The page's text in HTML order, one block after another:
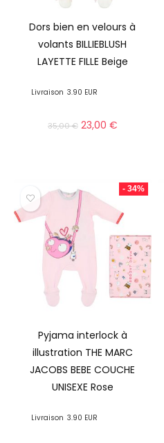
Dors bien en velours à
volants BILLIEBLUSH
LAYETTE FILLE Beige
Livraison 3.90 EUR
35,00€ 23,00 €
- 34%
Pyjama interlock à
illustration THE MARC
JACOBS BEBE COUCHE
UNISEXE Rose
Livraison 3.90 EUR